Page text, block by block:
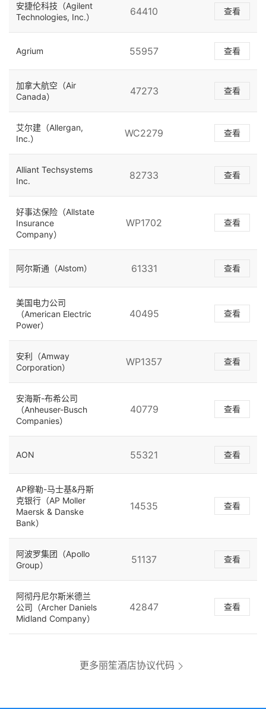
安捷伦科技（Agilent
Technologies, Inc.）
64410 查看
Agrium 55957 查看
加拿大航空（Air
Canada）
47273 查看
艾尔建（Allergan,
Inc.）
WC2279 查看
Alliant Techsystems
Inc.
82733 查看
好事达保险（Allstate
Insurance
Company）
WP1702 查看
阿尔斯通（Alstom） 61331 查看
美国电力公司
（American Electric
Power）
40495 查看
安利（Amway
Corporation）
WP1357 查看
安海斯-布希公司
（Anheuser-Busch
Companies）
40779 查看
AON 55321 查看
AP穆勒-马士基&丹斯
克银行（AP Moller
Maersk & Danske
Bank）
14535 查看
阿波罗集团（Apollo
Group）
51137 查看
阿彻丹尼尔斯米德兰
公司（Archer Daniels
Midland Company）
42847 查看
更多丽笙酒店协议代码